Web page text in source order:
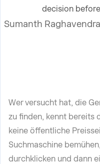
decision
Sumanth Raghavendra
Wer versucht hat, die
zu finden, kennt bereits
keine öffentliche
Suchmaschine
durchklicken und dann